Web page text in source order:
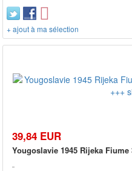
+ ajout à ma sélection
39,84 EUR
Yougoslavie 1945 Rijeka Fiume